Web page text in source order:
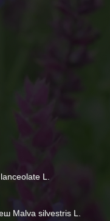
L.
Malva silvestris L.